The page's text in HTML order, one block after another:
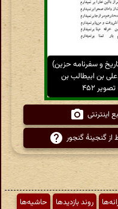
و سفرنامه حزین)
بن ابیطالب بن
۴۵۲
اینترنتی
از گنجینهٔ گنجور
روند بازدیدها
حاشیه‌ها